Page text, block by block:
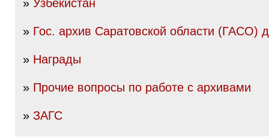
» Узбекистан
» Гос. архив Саратовской области (ГАСО)
» Награды
» Прочие вопросы по работе с архивами
» ЗАГС